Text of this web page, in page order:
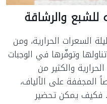
والرشاقة
السعرات الحرارية، ومن
وتوفّرها في الوجبات
والكثير من
المجففة على الألياف،
فكيف يمكن تحضير